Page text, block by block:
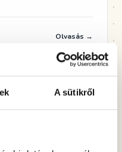
A sütikről
Olvasás →
számára a feltöltődés,